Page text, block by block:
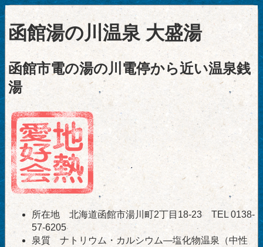
函館湯の川温泉 大盛湯
函館市電の湯の川電停から近い温泉銭
湯
所在地 北海道函館市湯川町2丁目18-23 TEL 0138-
57-6205
泉質 ナトリウム・カルシウム―塩化物温泉（中性